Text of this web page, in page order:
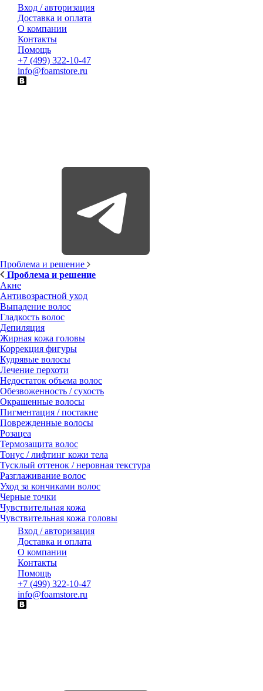
Вход / авторизация
Доставка и оплата
О компании
Контакты
Помощь
+7 (499) 322-10-47
info@foamstore.ru
Проблема и решение
Проблема и решение
Акне
Антивозрастной уход
Выпадение волос
Гладкость волос
Депиляция
Жирная кожа головы
Коррекция фигуры
Кудрявые волосы
Лечение перхоти
Недостаток объема волос
Обезвоженность / сухость
Окрашенные волосы
Пигментация / постакне
Поврежденные волосы
Розацеа
Термозащита волос
Тонус / лифтинг кожи тела
Тусклый оттенок / неровная текстура
Разглаживание волос
Уход за кончиками волос
Черные точки
Чувствительная кожа
Чувствительная кожа головы
Вход / авторизация
Доставка и оплата
О компании
Контакты
Помощь
+7 (499) 322-10-47
info@foamstore.ru